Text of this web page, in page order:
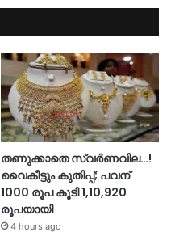
തണുക്കാതെ സ്വർണവില…!
വൈകീട്ടും കുതിപ്പ്; പവന്
1000 രൂപ കൂടി 1,10,920
രൂപയായി
4 hours ago